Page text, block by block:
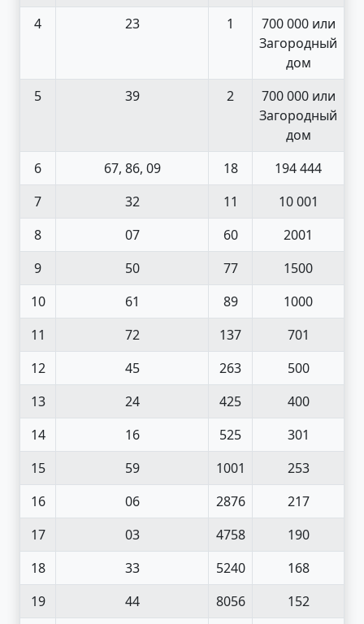
4 23 1
700 000 или
Загородный
дом
5
39 2
700 000 или
Загородный
дом
6
67, 86, 09 18
194 444
7
32 11
10 001
8
07 60
2001
9
50 77
1500
10
61 89
1000
11
72 137
701
12
45 263
500
13
24 425
400
14
16 525
301
15
59 1001
253
16
06 2876
217
17
03 4758
190
18
33 5240
168
19
44 8056
152